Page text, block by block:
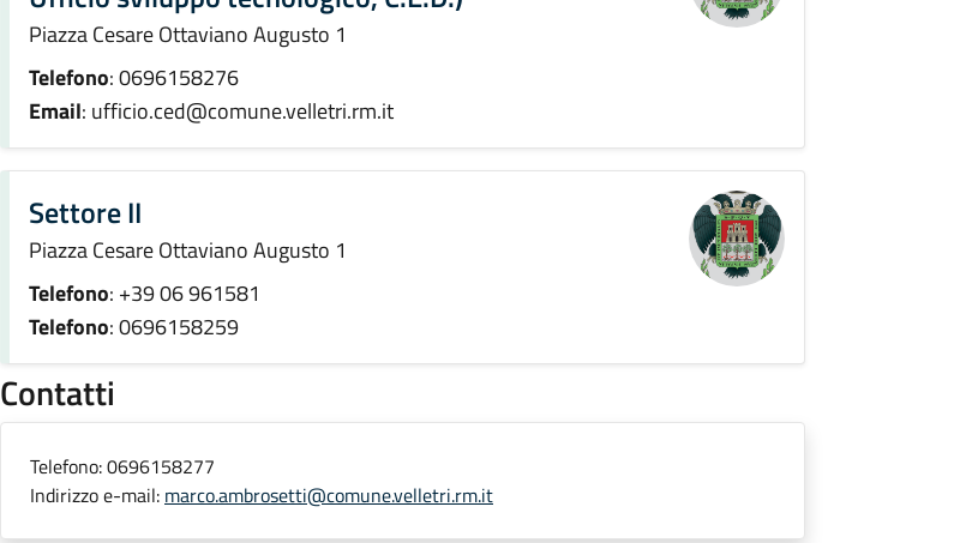
Piazza Cesare Ottaviano Augusto 1
Telefono: 0696158276
Email: ufficio.ced@comune.velletri.rm.it
Settore II
Piazza Cesare Ottaviano Augusto 1
Telefono: +39 06 961581
Telefono: 0696158259
Contatti
Telefono:0696158277
Indirizzo e-mail: marco.ambrosetti@comune.velletri.rm.it